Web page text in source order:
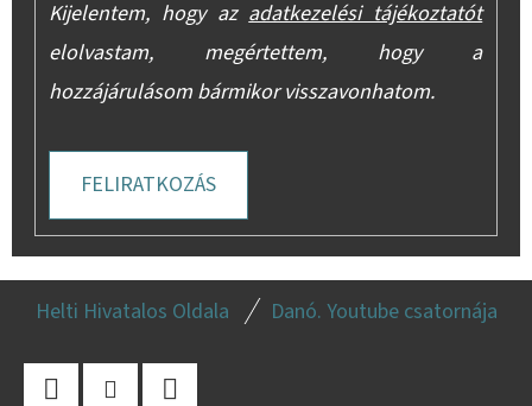
Kijelentem, hogy az adatkezelési tájékoztatót
elolvastam, megértettem, hogy a
hozzájárulásom bármikor visszavonhatom.
FELIRATKOZÁS
Helti Hivatalos Oldala Danó. Youtube csatornája